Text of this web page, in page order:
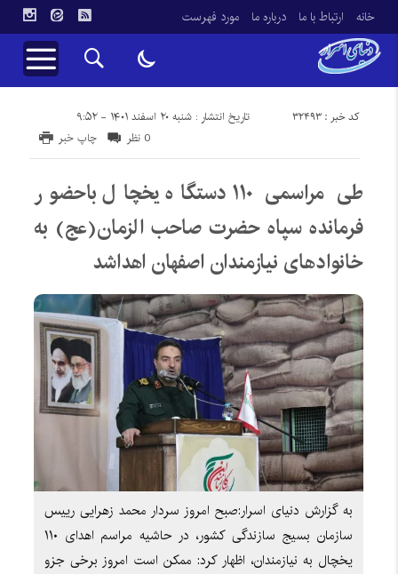
خانه ارتباط با ما درباره ما مورد فهرست
تاریخ انتشار : شنبه ۲۰ اسفند ۱۴۰۱ - ۹:۵۲ کد خبر : 32493
چاپ خبر 0 نظر
طی مراسمی ۱۱۰ دستگاه یخچال باحضور
فرمانده سپاه حضرت صاحب الزمان(عج) به
خانوادهای نیازمندان اصفهان اهداشد
به گزارش دنیای اسرار:صبح امروز سردار محمد زهرایی رییس
سازمان بسیج سازندگی کشور، در حاشیه مراسم اهدای ۱۱۰
یخچال به نیازمندان، اظهار کرد: ممکن است امروز برخی جزو